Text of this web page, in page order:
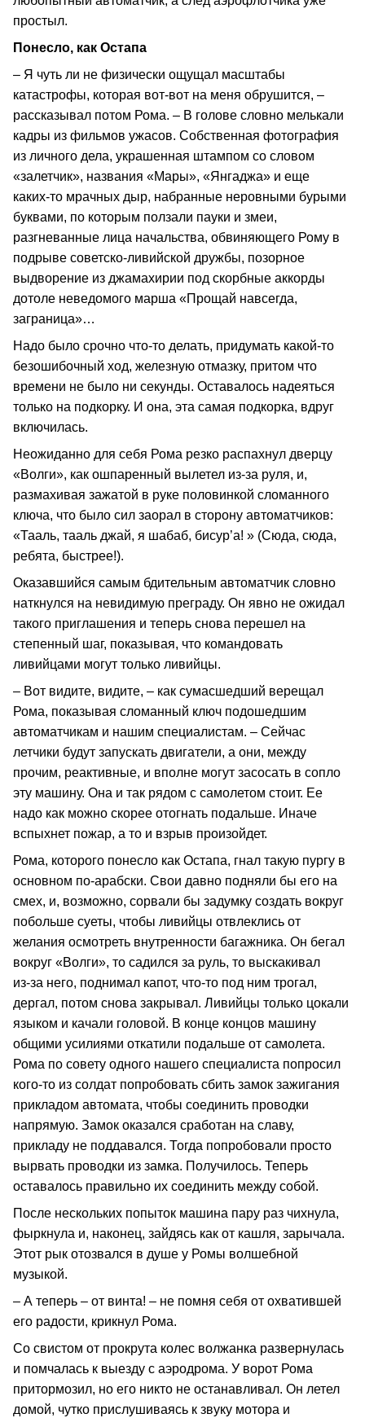
простыл.
Понесло, как Остапа
– Я чуть ли не физически ощущал масштабы
катастрофы, которая вот‑вот на меня обрушится, –
рассказывал потом Рома. – В голове словно мелькали
кадры из фильмов ужасов. Собственная фотография
из личного дела, украшенная штампом со словом
«залетчик», названия «Мары», «Янгаджа» и еще
каких‑то мрачных дыр, набранные неровными бурыми
буквами, по которым ползали пауки и змеи,
разгневанные лица начальства, обвиняющего Рому в
подрыве советско‑ливийской дружбы, позорное
выдворение из джамахирии под скорбные аккорды
дотоле неведомого марша «Прощай навсегда,
заграница»…
Надо было срочно что‑то делать, придумать какой‑то
безошибочный ход, железную отмазку, притом что
времени не было ни секунды. Оставалось надеяться
только на подкорку. И она, эта самая подкорка, вдруг
включилась.
Неожиданно для себя Рома резко распахнул дверцу
«Волги», как ошпаренный вылетел из‑за руля, и,
размахивая зажатой в руке половинкой сломанного
ключа, что было сил заорал в сторону автоматчиков:
«Тааль, тааль джай, я шабаб, бисур’а! » (Сюда, сюда,
ребята, быстрее!).
Оказавшийся самым бдительным автоматчик словно
наткнулся на невидимую преграду. Он явно не ожидал
такого приглашения и теперь снова перешел на
степенный шаг, показывая, что командовать
ливийцами могут только ливийцы.
– Вот видите, видите, – как сумасшедший верещал
Рома, показывая сломанный ключ подошедшим
автоматчикам и нашим специалистам. – Сейчас
летчики будут запускать двигатели, а они, между
прочим, реактивные, и вполне могут засосать в сопло
эту машину. Она и так рядом с самолетом стоит. Ее
надо как можно скорее отогнать подальше. Иначе
вспыхнет пожар, а то и взрыв произойдет.
Рома, которого понесло как Остапа, гнал такую пургу в
основном по‑арабски. Свои давно подняли бы его на
смех, и, возможно, сорвали бы задумку создать вокруг
побольше суеты, чтобы ливийцы отвлеклись от
желания осмотреть внутренности багажника. Он бегал
вокруг «Волги», то садился за руль, то выскакивал
из‑за него, поднимал капот, что‑то под ним трогал,
дергал, потом снова закрывал. Ливийцы только цокали
языком и качали головой. В конце концов машину
общими усилиями откатили подальше от самолета.
Рома по совету одного нашего специалиста попросил
кого‑то из солдат попробовать сбить замок зажигания
прикладом автомата, чтобы соединить проводки
напрямую. Замок оказался сработан на славу,
прикладу не поддавался. Тогда попробовали просто
вырвать проводки из замка. Получилось. Теперь
оставалось правильно их соединить между собой.
После нескольких попыток машина пару раз чихнула,
фыркнула и, наконец, зайдясь как от кашля, зарычала.
Этот рык отозвался в душе у Ромы волшебной
музыкой.
– А теперь – от винта! – не помня себя от охватившей
его радости, крикнул Рома.
Со свистом от прокрута колес волжанка развернулась
и помчалась к выезду с аэродрома. У ворот Рома
притормозил, но его никто не останавливал. Он летел
домой, чутко прислушиваясь к звуку мотора и